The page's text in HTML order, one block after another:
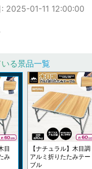
2025-01-11 12:00:00
る景品一覧
目
み
【ナチュラル】木目調
アルミ折りたたみテー
ブル